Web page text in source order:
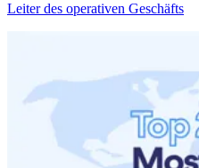
Leiter des operativen Geschäfts